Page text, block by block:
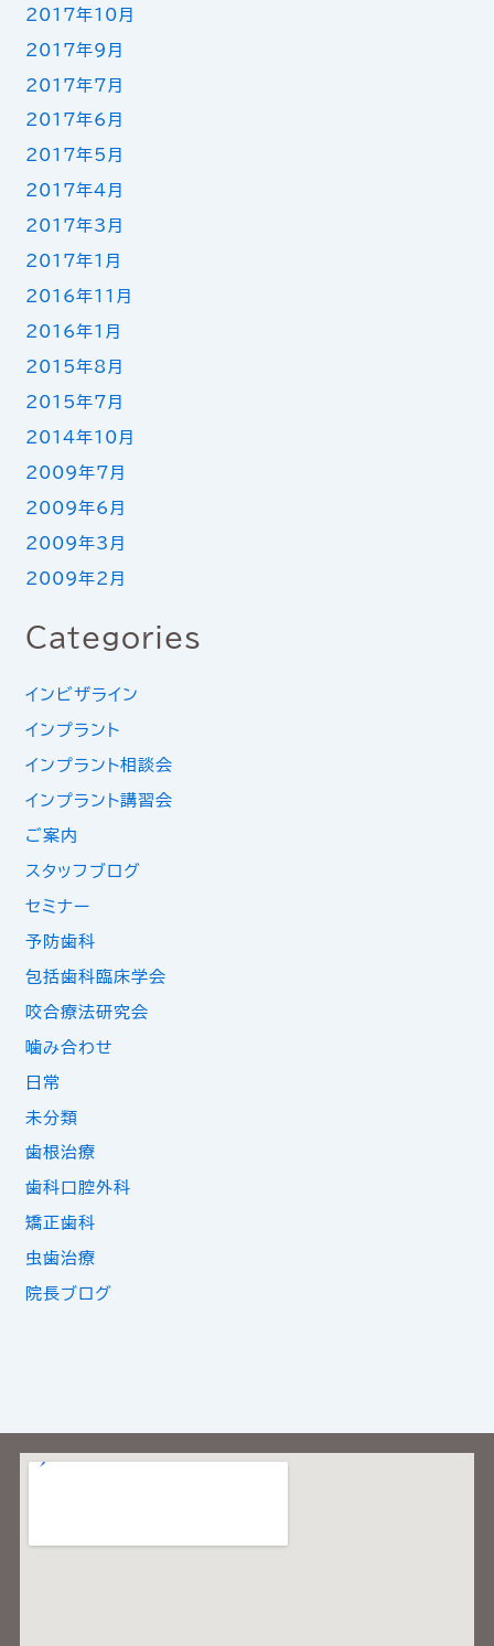
2017年10月
2017年9月
2017年7月
2017年6月
2017年5月
2017年4月
2017年3月
2017年1月
2016年11月
2016年1月
2015年8月
2015年7月
2014年10月
2009年7月
2009年6月
2009年3月
2009年2月
Categories
インビザライン
インプラント
インプラント相談会
インプラント講習会
ご案内
スタッフブログ
セミナー
予防歯科
包括歯科臨床学会
咬合療法研究会
噛み合わせ
日常
未分類
歯根治療
歯科口腔外科
矯正歯科
虫歯治療
院長ブログ